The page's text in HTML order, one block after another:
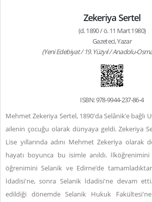
Zekeriya Sertel
(d. 1890 / ö. 11 Mart 1980)
Gazeteci, Yazar
(Yeni Edebiyat / 19. Yüzyıl / Anadolu-
ISBN: 978-9944-237-86-4
Mehmet Zekeriya Sertel, 1890'da Selânik’e bağlı
ailenin çocuğu olarak dünyaya geldi. Zekeriya
Lise yıllarında adını Mehmet Zekeriya olarak
hayatı boyunca bu isimle anıldı.
öğrenimini Selanik ve Edirne’de
İdadisi'ne, sonra Selanik İdadisi'ne devam
edildiği dönemde Selanik Hukuk Fakültesi'ne